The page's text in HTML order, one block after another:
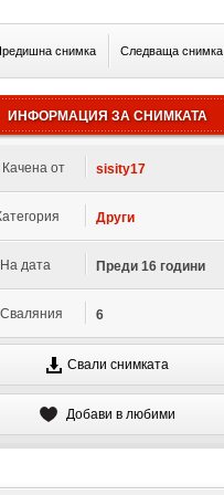
снимка Следваща снимка
ИНФОРМАЦИЯ ЗА СНИМКАТА
Качена от sisity17
Други
На дата Преди 16 години
Сваляния 6
Свали снимката
Добави в любими